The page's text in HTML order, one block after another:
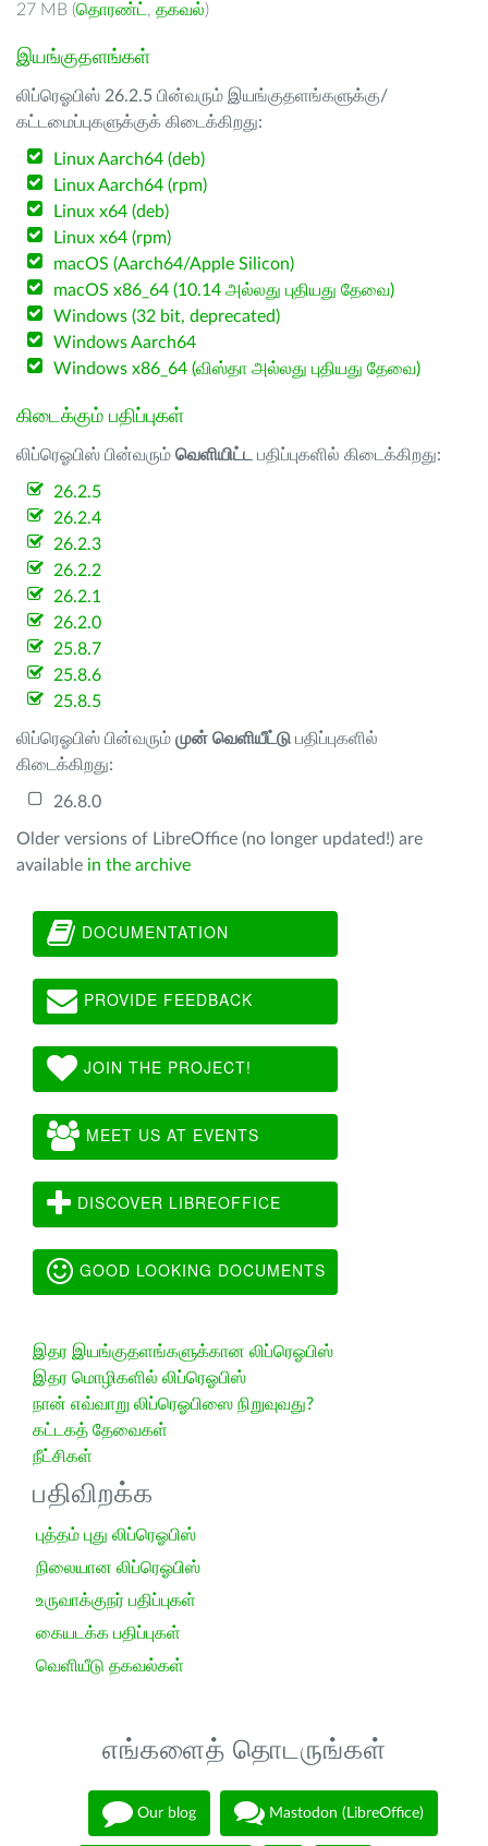
27 MB (தொரண்ட் , தகவல்)
இயங்குதளங்கள்
லிப்ரெஓபிஸ் 26.2.5 பின்வரும் இயங்குதளங்களுக்கு/
கட்டமைப்புகளுக்குக் கிடைக்கிறது:
Linux Aarch64 (deb)
Linux Aarch64 (rpm)
Linux x64 (deb)
Linux x64 (rpm)
macOS (Aarch64/Apple Silicon)
macOS x86_64 (10.14 அல்லது புதியது தேவை)
Windows (32 bit, deprecated)
Windows Aarch64
Windows x86_64 (விஸ்தா அல்லது புதியது தேவை)
கிடைக்கும் பதிப்புகள்
லிப்ரெஓபிஸ் பின்வரும் வெளியிட்ட பதிப்புகளில் கிடைக்கிறது:
26.2.5
26.2.4
26.2.3
26.2.2
26.2.1
26.2.0
25.8.7
25.8.6
25.8.5
லிப்ரெஓபிஸ் பின்வரும் முன் வெளியீட்டு பதிப்புகளில்
கிடைக்கிறது:
26.8.0
Older versions of LibreOffice (no longer updated!) are
available in the archive
DOCUMENTATION
PROVIDE FEEDBACK
JOIN THE PROJECT!
MEET US AT EVENTS
DISCOVER LIBREOFFICE
GOOD LOOKING DOCUMENTS
இதர இயங்குதளங்களுக்கான லிப்ரெஓபிஸ்
இதர மொழிகளில் லிப்ரெஓபிஸ்
நான் எவ்வாறு லிப்ரெஓபிஸை நிறுவுவது?
கட்டகத் தேவைகள்
நீட்சிகள்
பதிவிறக்க
புத்தம் புது லிப்ரெஓபிஸ்
நிலையான லிப்ரெஓபிஸ்
உருவாக்குநர் பதிப்புகள்
கையடக்க பதிப்புகள்
வெளியீடு தகவல்கள்
எங்களைத் தொடருங்கள்
Our blog Mastodon (LibreOffice)